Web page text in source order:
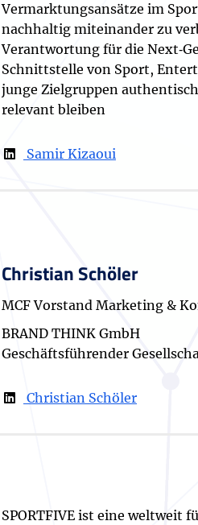
Vermarktungsansätze im
nachhaltig miteinander zu
Verantwortung für die
Schnittstelle von Sport,
junge Zielgruppen
relevant bleiben
Samir Kizaoui
Christian Schöler
MCF Vorstand Marketing &
BRAND THINK GmbH
Geschäftsführender
Christian Schöler
SPORTFIVE ist eine weltweit